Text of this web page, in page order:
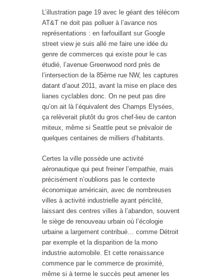
L’illustration page 19 avec le géant des télécom
AT&T ne doit pas polluer à l’avance nos
représentations : en farfouillant sur Google
street view je suis allé me faire une idée du
genre de commerces qui existe pour le cas
étudié, l’avenue Greenwood nord près de
l’intersection de la 85ème rue NW, les captures
datant d’aout 2011, avant la mise en place des
lianes cyclables donc. On ne peut pas dire
qu’on ait là l’équivalent des Champs Elysées,
ça relèverait plutôt du gros chef-lieu de canton
miteux, même si Seattle peut se prévaloir de
quelques centaines de milliers d’habitants.
Certes la ville possède une activité
aéronautique qui peut freiner l’empathie, mais
précisément n’oublions pas le contexte
économique américain, avec de nombreuses
villes à activité industrielle ayant périclité,
laissant des centres villes à l’abandon, souvent
le siège de renouveau urbain où l’écologie
urbaine a largement contribué… comme Détroit
par exemple et la disparition de la mono
industrie automobile. Et cette renaissance
commence par le commerce de proximité,
même si à terme le succès peut amener les